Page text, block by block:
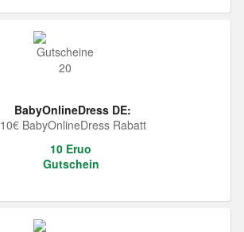
BabyOnlineDress DE:
10€ BabyOnlineDress Rabatt
10 Eruo
Gutschein